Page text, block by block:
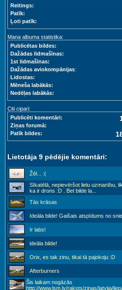
Reitings:
Patīk:
Ļoti patīk:
Mana albuma statistika:
Publicētas bildes:
Dažādas lidmašīnas:
1st lidmašīnas:
Dažādas aviokompānijas:
Lidostas:
Mēneša labākās:
Nedēļas labākās:
Citi cipari:
Publicēti komentāri:
Ziņas forumā:
Patīk bildes:
Lietotāja 9 pēdējie komentāri:
Žēl... :(
Sīkatēlā, nepievēršot lielu uzmanību,
ka ir drons :D . Bet bilde la
Tās krāsas
Ideāla bilde! Gaišais atspīdums no
Ir labs!
ideāla bilde!
Orix, es tak zinu, tikai tā pajokoju :D
Afterburners
Šis laikam nogāzās
http://www.lsm.lv/raksts/zinas/latvija/